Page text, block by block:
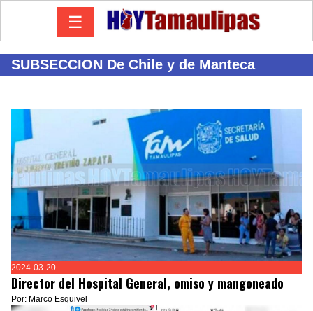
☰
SUBSECCION De Chile y de Manteca
2024-03-20
Director del Hospital General, omiso y mangoneado
Por: Marco Esquivel